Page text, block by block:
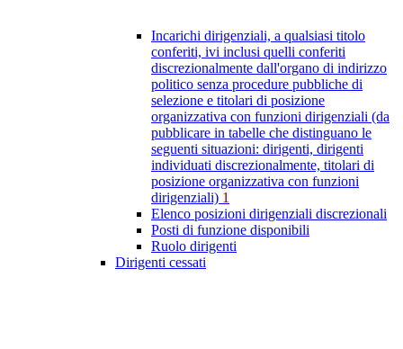
Incarichi dirigenziali, a qualsiasi titolo
conferiti, ivi inclusi quelli conferiti
discrezionalmente dall'organo di indirizzo
politico senza procedure pubbliche di
selezione e titolari di posizione
organizzativa con funzioni dirigenziali (da
pubblicare in tabelle che distinguano le
seguenti situazioni: dirigenti, dirigenti
individuati discrezionalmente, titolari di
posizione organizzativa con funzioni
dirigenziali) 1
Elenco posizioni dirigenziali discrezionali
Posti di funzione disponibili
Ruolo dirigenti
Dirigenti cessati